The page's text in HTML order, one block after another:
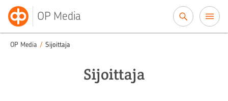
OP Media
OP Media / Sijoittaja
Sijoittaja